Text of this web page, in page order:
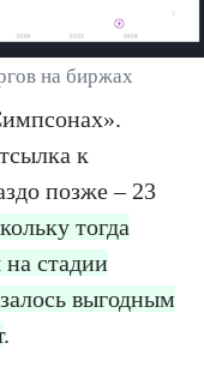
на биржах
к
позже – 23
тогда
стадии
выгодным
.